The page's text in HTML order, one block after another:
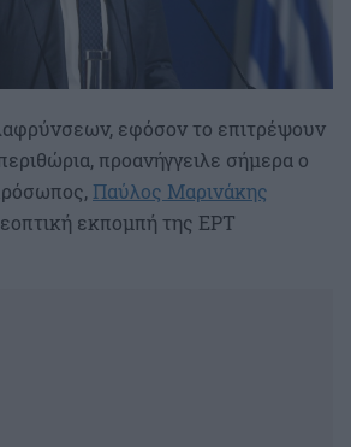
εφόσον το επιτρέψουν
προανήγγειλε σήμερα ο
Παύλος Μαρινάκης
εκπομπή της ΕΡΤ